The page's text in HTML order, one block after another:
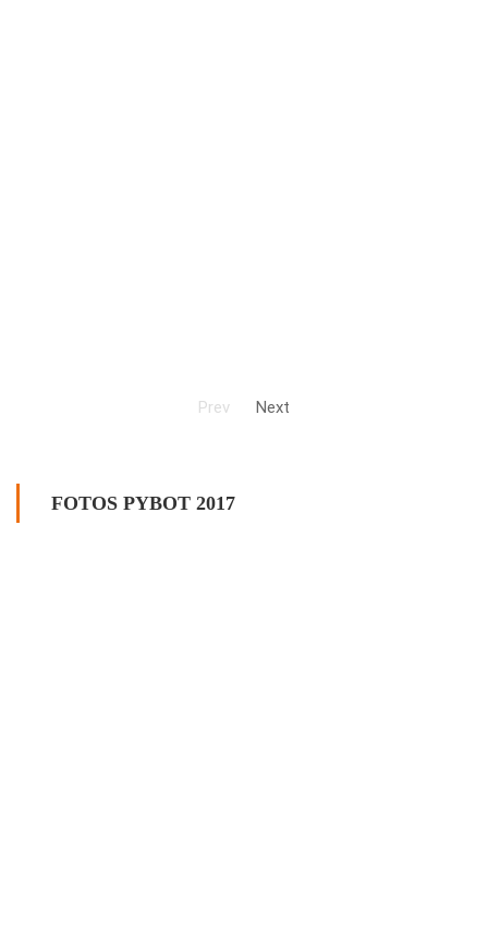
Prev Next
FOTOS PYBOT 2017